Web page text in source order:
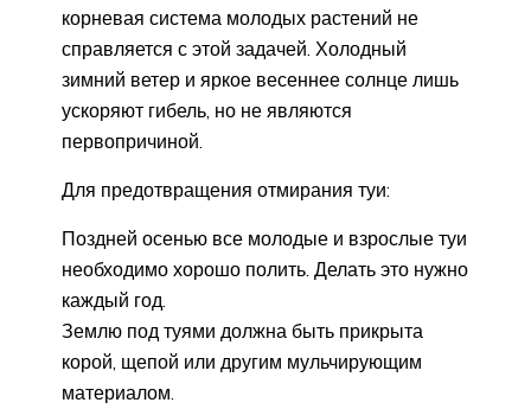
корневая система молодых растений не
справляется с этой задачей. Холодный
зимний ветер и яркое весеннее солнце лишь
ускоряют гибель, но не являются
первопричиной.
Для предотвращения отмирания туи:
Поздней осенью все молодые и взрослые туи
необходимо хорошо полить. Делать это нужно
каждый год.
Землю под туями должна быть прикрыта
корой, щепой или другим мульчирующим
материалом.